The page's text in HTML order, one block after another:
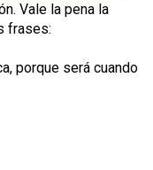
Vale la pena la
frases:
porque será cuando